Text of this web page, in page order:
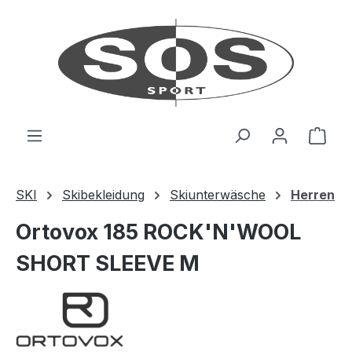
SKI Skibekleidung Skiunterwäsche Herren
Ortovox 185 ROCK'N'WOOL
SHORT SLEEVE M